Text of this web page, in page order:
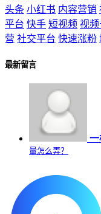
头条 小红书 内容营销
平台 快手 短视频 视频
营 社交平台 快速涨粉
最新留言
一
量怎么弄？